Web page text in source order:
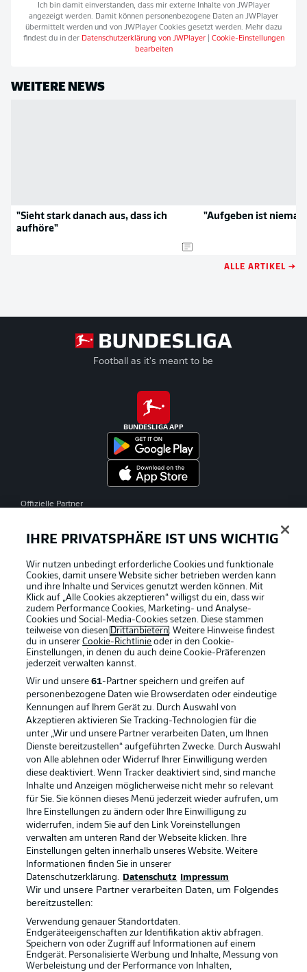
Ich bin damit einverstanden, dass mir externe Inhalte von JWPlayer
angezeigt werden. Damit können personenbezogene Daten an JWPlayer
übermittelt werden und von JWPlayer Cookies gesetzt werden. Mehr dazu
findest du in der Datenschutzerklärung von JWPlayer| Cookie-Einstellungen
bearbeiten
WEITERE NEWS
"Sieht stark danach aus, dass ich
aufhöre"
"Aufgeben ist
ALLE ARTIKEL →
Football as it's meant to be
BUNDESLIGA APP
Offizielle Partner
Rechtliche Hinweise Voreinstellungen verwalten
Datenschutz Nutzungsbedingungen
Broadcaster Kontakt
Jobs Impressum
Partner Spieler
Liveticker
IHRE PRIVATSPHÄRE IST UNS WICHTIG
Wir nutzen unbedingt erforderliche Cookies und funktionale
Cookies, damit unsere Website sicher betrieben werden kann
und ihre Inhalte und Services genutzt werden können. Mit
Klick auf „Alle Cookies akzeptieren“ willigst du ein, dass wir
zudem Performance Cookies, Marketing- und Analyse-
Cookies und Social-Media-Cookies setzen. Diese stammen
teilweise von diesen Drittanbietern. Weitere Hinweise findest
du in unsererCookie-Richtlinie oder in den Cookie-
Einstellungen, in denen du auch deine Cookie-Präferenzen
jederzeit verwalten kannst.
Wir und unsere61-Partner speichern und greifen auf
personenbezogene Daten wie Browserdaten oder eindeutige
Kennungen auf Ihrem Gerät zu. Durch Auswahl von
Akzeptieren aktivieren Sie Tracking-Technologien für die
unter „Wir und unsere Partner verarbeiten Daten, um Ihnen
Dienste bereitzustellen“ aufgeführten Zwecke. Durch Auswahl
von Alle ablehnen oder Widerruf Ihrer Einwilligung werden
diese deaktiviert. Wenn Tracker deaktiviert sind, sind manche
Inhalte und Anzeigen möglicherweise nicht mehr so relevant
für Sie. Sie können dieses Menü jederzeit wieder aufrufen, um
Ihre Einstellungen zu ändern oder Ihre Einwilligung zu
widerrufen, indem Sie auf den Link Voreinstellungen
verwalten am unteren Rand der Webseite klicken. Ihre
Einstellungen gelten innerhalb unseres Website. Weitere
Informationen finden Sie in unserer
Datenschutzerklärung.
Datenschutz Impressum
Wir und unsere Partner verarbeiten Daten, um Folgendes
bereitzustellen:
Verwendung genauer Standortdaten.
Endgeräteeigenschaften zur Identifikation aktiv abfragen.
Speichern von oder Zugriff auf Informationen auf einem
Endgerät. Personalisierte Werbung und Inhalte, Messung von
Werbeleistung und der Performance von Inhalten,